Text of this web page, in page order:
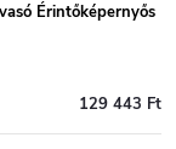
Érintőképernyős
129 443 Ft